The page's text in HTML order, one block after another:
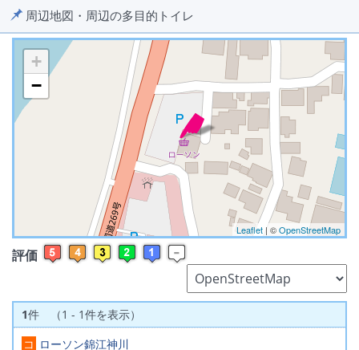
周辺地図・周辺の多目的トイレ
※ マップを検索、表示中です ※
+
−
Leaflet | ©OpenStreetMap
評価
1件 （1 - 1件を表示）
コ ローソン錦江神川